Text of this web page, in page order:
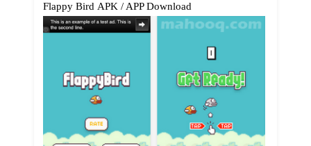
Flappy Bird APK / APP Download